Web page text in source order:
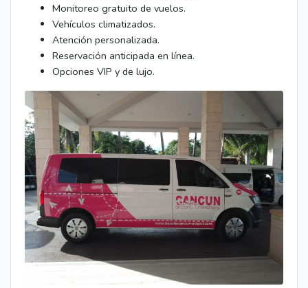
Monitoreo gratuito de vuelos.
Vehículos climatizados.
Atención personalizada.
Reservación anticipada en línea.
Opciones VIP y de lujo.